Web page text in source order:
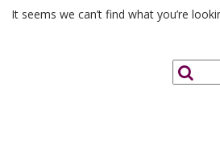
It seems we can’t find what you’re